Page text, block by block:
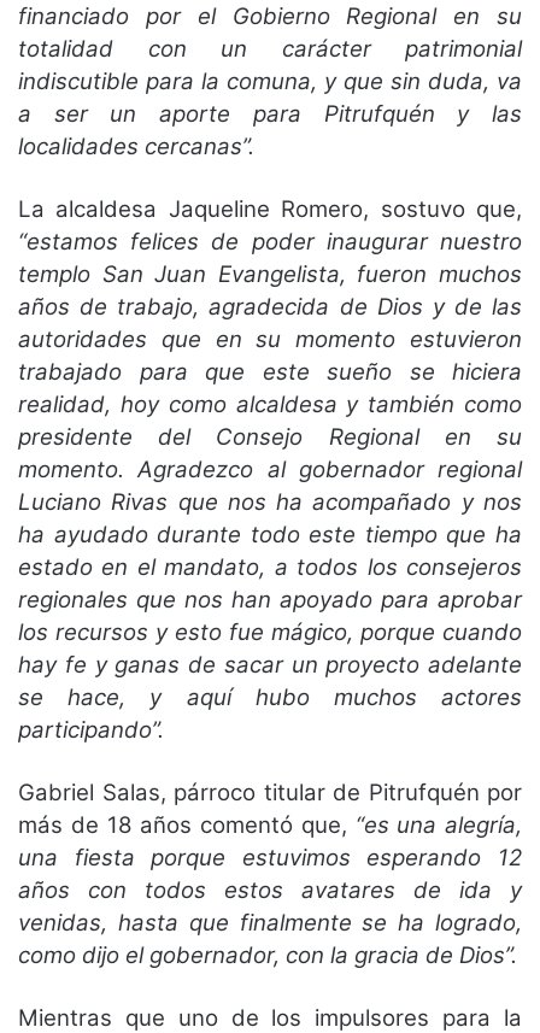
financiado por el Gobierno Regional en su
totalidad con un carácter patrimonial
indiscutible para la comuna, y que sin duda, va
a ser un aporte para Pitrufquén y las
localidades cercanas”.
La alcaldesa Jaqueline Romero, sostuvo que,
“estamos felices de poder inaugurar nuestro
templo San Juan Evangelista, fueron muchos
años de trabajo, agradecida de Dios y de las
autoridades que en su momento estuvieron
trabajado para que este sueño se hiciera
realidad, hoy como alcaldesa y también como
presidente del Consejo Regional en su
momento. Agradezco al gobernador regional
Luciano Rivas que nos ha acompañado y nos
ha ayudado durante todo este tiempo que ha
estado en el mandato, a todos los consejeros
regionales que nos han apoyado para aprobar
los recursos y esto fue mágico, porque cuando
hay fe y ganas de sacar un proyecto adelante
se hace, y aquí hubo muchos actores
participando”.
Gabriel Salas, párroco titular de Pitrufquén por
más de 18 años comentó que, “es una alegría,
una fiesta porque estuvimos esperando 12
años con todos estos avatares de ida y
venidas, hasta que finalmente se ha logrado,
como dijo el gobernador, con la gracia de Dios”.
Mientras que uno de los impulsores para la